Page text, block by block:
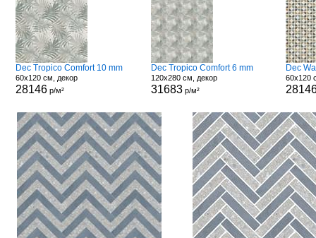
Dec Tropico Comfort 10 mm
60x120 см, декор
28146р/м²
Dec Tropico Comfort 6 mm
120x280 см, декор
31683 р/м²
Dec
60x120